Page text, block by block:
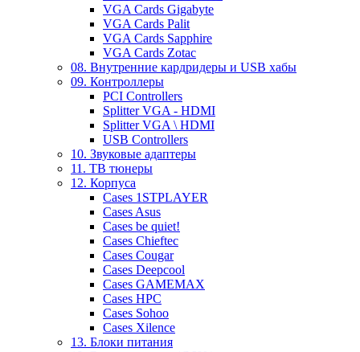
VGA Cards Gigabyte
VGA Cards Palit
VGA Cards Sapphire
VGA Cards Zotac
08. Внутренние кардридеры и USB хабы
09. Контроллеры
PCI Controllers
Splitter VGA - HDMI
Splitter VGA \ HDMI
USB Controllers
10. Звуковые адаптеры
11. ТВ тюнеры
12. Корпуса
Cases 1STPLAYER
Cases Asus
Cases be quiet!
Cases Chieftec
Cases Cougar
Cases Deepcool
Cases GAMEMAX
Cases HPC
Cases Sohoo
Cases Xilence
13. Блоки питания